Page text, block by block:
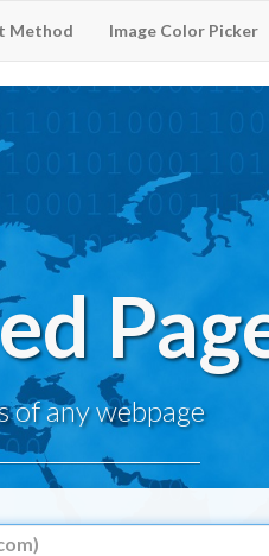
Method Image Color Picker
of any webpage